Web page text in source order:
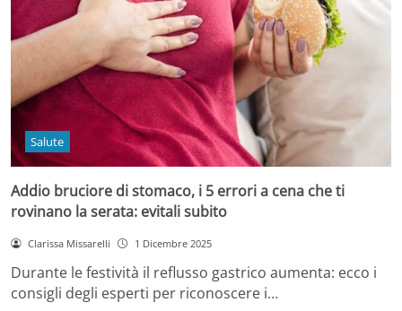
Salute
Addio bruciore di stomaco, i 5 errori a cena che ti
rovinano la serata: evitali subito
Clarissa Missarelli 1 Dicembre 2025
Durante le festività il reflusso gastrico aumenta: ecco i
consigli degli esperti per riconoscere i…